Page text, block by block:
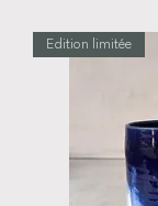
Edition limitée